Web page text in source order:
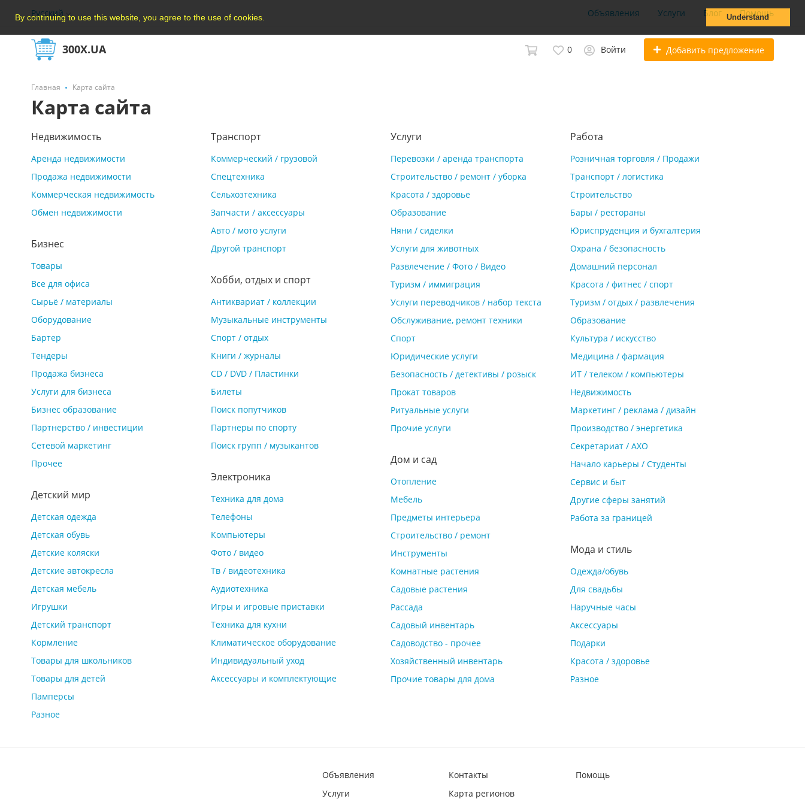
By continuing to use this website, you agree to the use of cookies. Understand
Русский Объявления Услуги Блог Помощь
300X.UA 0 Войти Добавить предложение
Главная Карта сайта
Карта сайта
Недвижимость
Аренда недвижимости
Продажа недвижимости
Коммерческая недвижимость
Обмен недвижимости
Транспорт
Коммерческий / грузовой
Спецтехника
Сельхозтехника
Запчасти / аксессуары
Авто / мото услуги
Другой транспорт
Услуги
Перевозки / аренда транспорта
Строительство / ремонт / уборка
Красота / здоровье
Образование
Няни / сиделки
Услуги для животных
Развлечение / Фото / Видео
Туризм / иммиграция
Услуги переводчиков / набор текста
Обслуживание, ремонт техники
Спорт
Юридические услуги
Безопасность / детективы / розыск
Прокат товаров
Ритуальные услуги
Прочие услуги
Работа
Розничная торговля / Продажи
Транспорт / логистика
Строительство
Бары / рестораны
Юриспруденция и бухгалтерия
Охрана / безопасность
Домашний персонал
Красота / фитнес / спорт
Туризм / отдых / развлечения
Образование
Культура / искусство
Медицина / фармация
ИТ / телеком / компьютеры
Недвижимость
Маркетинг / реклама / дизайн
Производство / энергетика
Cекретариат / АХО
Начало карьеры / Студенты
Сервис и быт
Другие сферы занятий
Работа за границей
Бизнес
Товары
Все для офиса
Сырьё / материалы
Оборудование
Бартер
Тендеры
Продажа бизнеса
Услуги для бизнеса
Бизнес образование
Партнерство / инвестиции
Сетевой маркетинг
Прочее
Хобби, отдых и спорт
Антиквариат / коллекции
Музыкальные инструменты
Спорт / отдых
Книги / журналы
CD / DVD / Пластинки
Билеты
Поиск попутчиков
Партнеры по спорту
Поиск групп / музыкантов
Дом и сад
Отопление
Мебель
Предметы интерьера
Строительство / ремонт
Инструменты
Комнатные растения
Садовые растения
Рассада
Садовый инвентарь
Садоводство - прочее
Хозяйственный инвентарь
Прочие товары для дома
Мода и стиль
Одежда/обувь
Для свадьбы
Наручные часы
Аксессуары
Подарки
Красота / здоровье
Разное
Детский мир
Детская одежда
Детская обувь
Детские коляски
Детские автокресла
Детская мебель
Игрушки
Детский транспорт
Кормление
Товары для школьников
Товары для детей
Памперсы
Разное
Электроника
Техника для дома
Телефоны
Компьютеры
Фото / видео
Тв / видеотехника
Аудиотехника
Игры и игровые приставки
Техника для кухни
Климатическое оборудование
Индивидуальный уход
Аксессуары и комплектующие
Объявления
Услуги
Контакты
Карта регионов
Помощь